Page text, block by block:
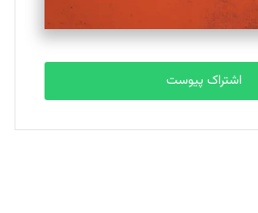
اشتراک پیوست